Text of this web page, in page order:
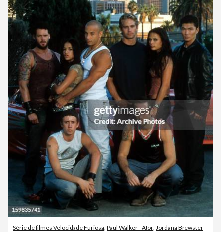
Série de filmes Velocidade Furiosa, Paul Walker - Ator, Jordana Brewster